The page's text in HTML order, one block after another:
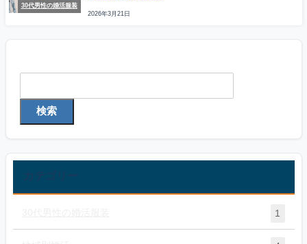
30代男性の婚活服装
2026年3月21日
検索
カテゴリー
1